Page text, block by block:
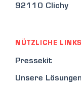
92110 Clichy
NÜTZLICHE LINKS
Pressekit
Unsere Lösungen